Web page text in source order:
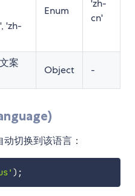
'zh-
Enum
'zh-
cn'
案
Object -
切换到该语言：
) ;